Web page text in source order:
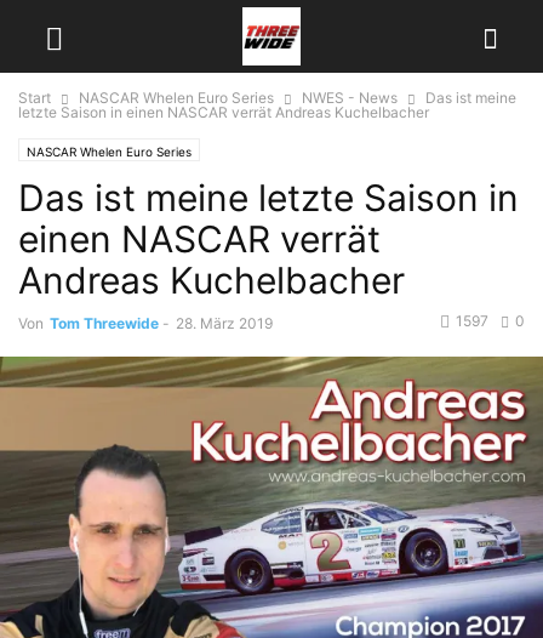
Start NASCAR Whelen Euro Series NWES - News
Das ist meine
letzte Saison in einen NASCAR verrät Andreas Kuchelbacher
NASCAR Whelen Euro Series
Das ist meine letzte Saison in
einen NASCAR verrät
Andreas Kuchelbacher
Von Tom Threewide - 28. März 2019 0
1597